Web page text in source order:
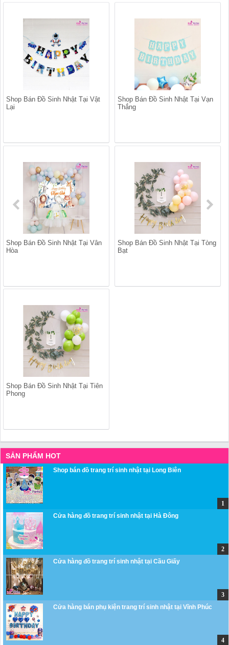
Shop Bán Đồ Sinh Nhật Tại Vật
Lại
Shop Bán Đồ Sinh Nhật Tại Vạn
Thắng
Shop Bán Đồ Sinh Nhật Tại Vân
Hòa
Shop Bán Đồ Sinh Nhật Tại Tòng
Bạt
Shop Bán Đồ Sinh Nhật Tại Tiên
Phong
SẢN PHẨM HOT
Shop bán đồ trang trí sinh nhật tại Long Biên
Cửa hàng đồ trang trí sinh nhật tại Hà Đông
Cửa hàng đồ trang trí sinh nhật tại Cầu Giấy
Cửa hàng bán phụ kiện trang trí sinh nhật tại Vĩnh Phúc